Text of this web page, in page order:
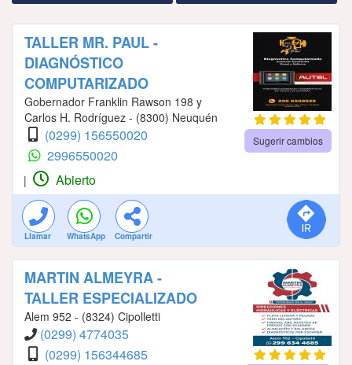
TALLER MR. PAUL -
DIAGNÓSTICO
COMPUTARIZADO
Gobernador Franklin Rawson 198 y
Carlos H. Rodríguez - (8300) Neuquén
(0299) 156550020
2996550020
Sugerir cambios
| Abierto
Llamar WhatsApp Compartir
MARTIN ALMEYRA -
TALLER ESPECIALIZADO
Alem 952 - (8324) Cipolletti
(0299) 4774035
(0299) 156344685